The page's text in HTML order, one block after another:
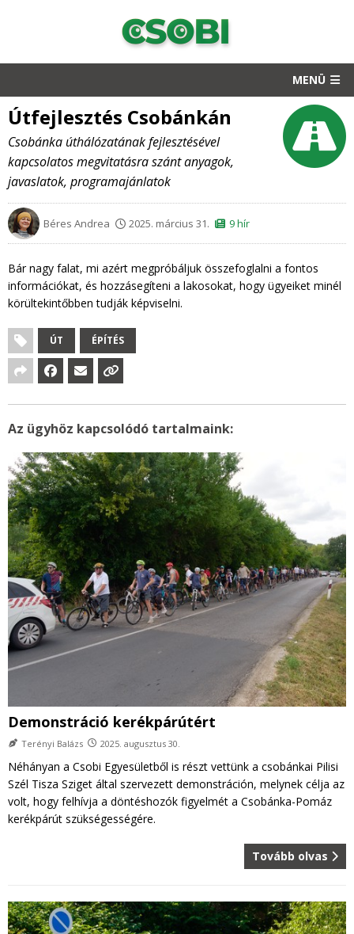
MENÜ
Útfejlesztés Csobánkán
Csobánka úthálózatának fejlesztésével
kapcsolatos megvitatásra szánt anyagok,
javaslatok, programajánlatok
Béres Andrea 2025. március 31. 9 hír
Bár nagy falat, mi azért megpróbáljuk összefoglalni a fontos
információkat, és hozzásegíteni a lakosokat, hogy ügyeiket minél
körültekintőbben tudják képviselni.
ÚT ÉPÍTÉS
Az ügyhöz kapcsolódó tartalmaink:
Demonstráció kerékpárútért
Terényi Balázs 2025. augusztus 30.
Néhányan a Csobi Egyesületből is részt vettünk a csobánkai Pilisi
Szél Tisza Sziget által szervezett demonstráción, melynek célja az
volt, hogy felhívja a döntéshozók figyelmét a Csobánka-Pomáz
kerékpárút szükségességére.
Tovább olvas